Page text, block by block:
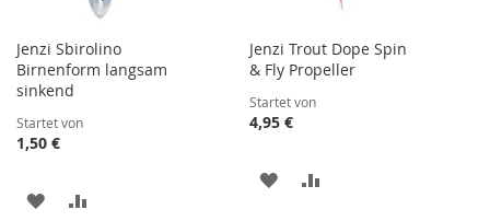
Jenzi Sbirolino
Birnenform langsam
sinkend
Startet von
1,50 €
ZUR
Jenzi Trout Dope Spin
& Fly Propeller
Startet von
4,95 €
ZUR